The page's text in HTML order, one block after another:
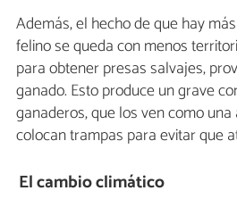
Además, el hecho de que hay
felino se queda con menos
para obtener presas salvajes,
ganado. Esto produce un grave
ganaderos, que los ven como
colocan trampas para evitar que
El cambio climático